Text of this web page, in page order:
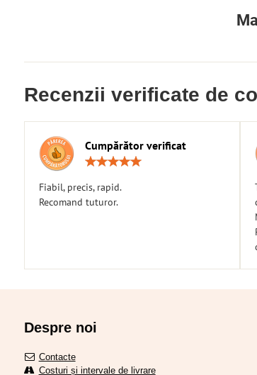
Recenzii verificate de
Cumpărător verificat
Fiabil, precis, rapid.
Recomand tuturor.
Despre noi
Contacte
Costuri și intervale de livrare